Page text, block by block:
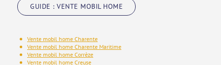
GUIDE : VENTE MOBIL HOME
Vente mobil home Charente
Vente mobil home Charente Maritime
Vente mobil home Corrèze
Vente mobil home Creuse